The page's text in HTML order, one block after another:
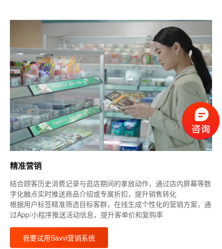
精准营销
结合顾客历史消费记录与逛店期间的拿放动作，通过店内屏幕等数
字化触点实时推送商品介绍或专属折扣，提升销售转化
根据用户标签精准筛选目标客群，在线生成个性化的营销方案，通
过App/小程序推送活动信息，提升客单价和复购率
我要试用Savvi营销系统